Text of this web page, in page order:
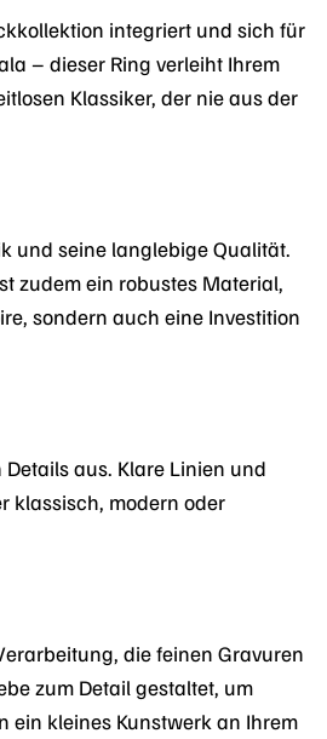
integriert und sich für
– dieser Ring verleiht Ihrem
Klassiker, der nie aus der
und seine langlebige Qualität.
zudem ein robustes Material,
sondern auch eine Investition
aus. Klare Linien und
klassisch, modern oder
die feinen Gravuren
zum Detail gestaltet, um
ein kleines Kunstwerk an Ihrem